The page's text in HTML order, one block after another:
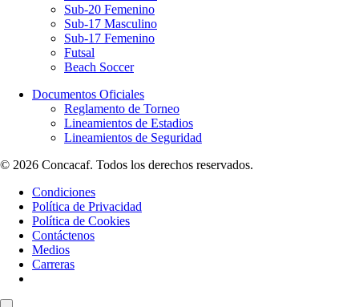
Sub-20 Femenino
Sub-17 Masculino
Sub-17 Femenino
Futsal
Beach Soccer
Documentos Oficiales
Reglamento de Torneo
Lineamientos de Estadios
Lineamientos de Seguridad
© 2026 Concacaf. Todos los derechos reservados.
Condiciones
Política de Privacidad
Política de Cookies
Contáctenos
Medios
Carreras